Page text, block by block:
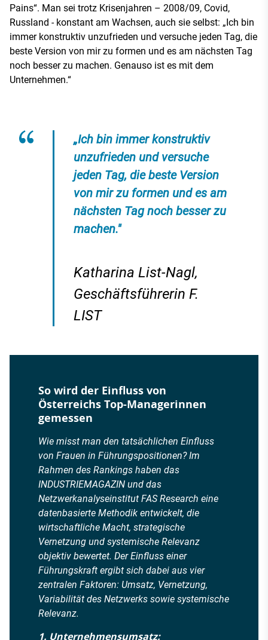
Pains“. Man sei trotz Krisenjahren – 2008/09, Covid,
Russland - konstant am Wachsen, auch sie selbst: „Ich bin
immer konstruktiv unzufrieden und versuche jeden Tag, die
beste Version von mir zu formen und es am nächsten Tag
noch besser zu machen. Genauso ist es mit dem
Unternehmen.“
„Ich bin immer konstruktiv
unzufrieden und versuche
jeden Tag, die beste Version
von mir zu formen und es am
nächsten Tag noch besser zu
machen."
Katharina List-Nagl,
Geschäftsführerin F.
LIST
So wird der Einfluss von
Österreichs Top-Managerinnen
gemessen
Wie misst man den tatsächlichen Einfluss
von Frauen in Führungspositionen? Im
Rahmen des Rankings haben das
INDUSTRIEMAGAZIN und das
Netzwerkanalyseinstitut FAS Research eine
datenbasierte Methodik entwickelt, die
wirtschaftliche Macht, strategische
Vernetzung und systemische Relevanz
objektiv bewertet. Der Einfluss einer
Führungskraft ergibt sich dabei aus vier
zentralen Faktoren: Umsatz, Vernetzung,
Variabilität des Netzwerks sowie systemische
Relevanz.
1. Unternehmensumsatz: